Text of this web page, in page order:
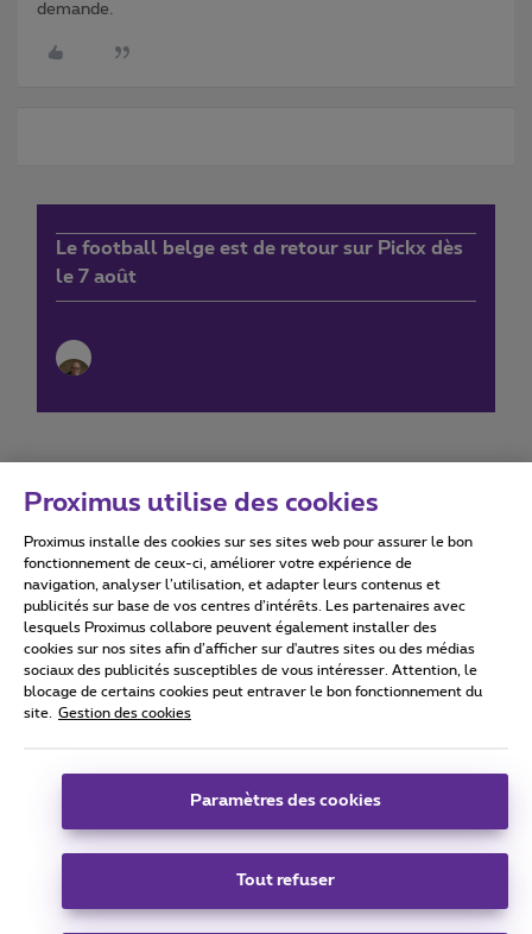
demande.
Le football belge est de retour sur Pickx dès
le 7 août
Conditions d'utilisation Accessibility statement
Tous droits réservés. © 2026 Proximus
Conditions générales, info consommateur
Coordonnées de l’entreprise
Boulevard du Roi Albert II 27 - B-1030 Bruxelles.
Proximus utilise des cookies
Proximus installe des cookies sur ses sites web pour assurer le bon
fonctionnement de ceux-ci, améliorer votre expérience de
navigation, analyser l’utilisation, et adapter leurs contenus et
publicités sur base de vos centres d’intérêts. Les partenaires avec
lesquels Proximus collabore peuvent également installer des
cookies sur nos sites afin d’afficher sur d'autres sites ou des médias
sociaux des publicités susceptibles de vous intéresser. Attention, le
blocage de certains cookies peut entraver le bon fonctionnement du
site.
Gestion des cookies
Paramètres des cookies
Tout refuser